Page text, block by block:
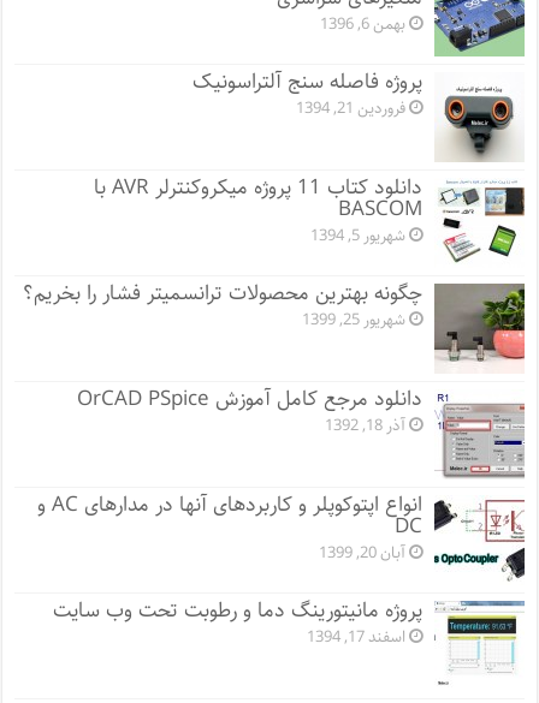
بهمن 6, 1396
پروژه فاصله سنج آلتراسونیک
فروردین 21, 1394
دانلود کتاب 11 پروژه میکروکنترلر AVR با
BASCOM
شهریور 5, 1394
چگونه بهترین محصولات ترانسمیتر فشار را بخریم؟
شهریور 25, 1399
دانلود مرجع کامل آموزش OrCAD PSpice
آذر 18, 1392
انواع اپتوکوپلر و کاربردهای آنها در مدارهای AC و
DC
آبان 20, 1399
پروژه مانيتورينگ دما و رطوبت تحت وب سایت
اسفند 17, 1394